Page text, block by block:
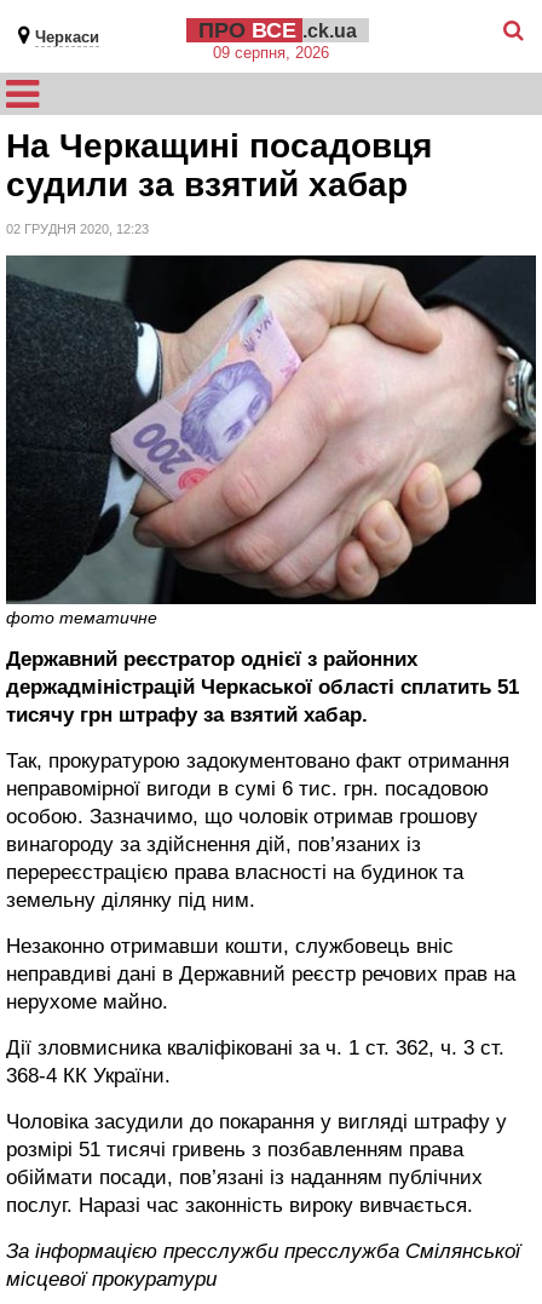
Черкаси ПРО ВСЕ .ck.ua
09 серпня, 2026
На Черкащині посадовця
судили за взятий хабар
02 ГРУДНЯ 2020, 12:23
фото тематичне
Державний реєстратор однієї з районних
держадміністрацій Черкаської області сплатить 51
тисячу грн штрафу за взятий хабар.
Так, прокуратурою задокументовано факт отримання
неправомірної вигоди в сумі 6 тис. грн. посадовою
особою. Зазначимо, що чоловік отримав грошову
винагороду за здійснення дій, пов’язаних із
перереєстрацією права власності на будинок та
земельну ділянку під ним.
Незаконно отримавши кошти, службовець вніс
неправдиві дані в Державний реєстр речових прав на
нерухоме майно.
Дії зловмисника кваліфіковані за ч. 1 ст. 362, ч. 3 ст.
368-4 КК України.
Чоловіка засудили до покарання у вигляді штрафу у
розмірі 51 тисячі гривень з позбавленням права
обіймати посади, пов’язані із наданням публічних
послуг. Наразі час законність вироку вивчається.
За інформацією пресслужби пресслужба Смілянської
місцевої прокуратури